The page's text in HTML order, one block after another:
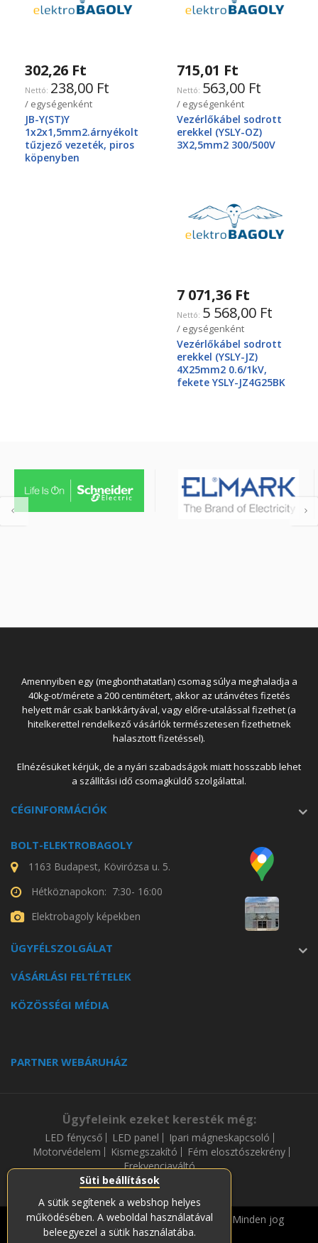
Süti beállítások
A sütik segítenek a webshop helyes
működésében. A weboldal használatával
beleegyezel a sütik használatába.
302,26 Ft
238,00 Ft
/ egységenként
JB-Y(ST)Y
1x2x1,5mm2.árnyékolt
tűzjező vezeték, piros
köpenyben
715,01 Ft
563,00 Ft
/ egységenként
Vezérlőkábel sodrott
erekkel (YSLY-OZ)
3X2,5mm2 300/500V
7 071,36 Ft
5 568,00 Ft
/ egységenként
Vezérlőkábel sodrott
erekkel (YSLY-JZ)
4X25mm2 0.6/1kV,
fekete YSLY-JZ4G25BK
Amennyiben egy (megbonthatatlan) csomag súlya meghaladja a
40kg-ot/mérete a 200 centimétert, akkor az utánvétes fizetés
helyett már csak bankkártyával, vagy előre-utalással fizethet (a
hitelkerettel rendelkező vásárlók természetesen fizethetnek
halasztott fizetéssel).
Elnézésüket kérjük, de a nyári szabadságok miatt hosszabb lehet
a szállítási idő csomagküldő szolgálattal.
CÉGINFORMÁCIÓK
BOLT-ELEKTROBAGOLY
1163 Budapest, Kövirózsa u. 5.
Hétköznapokon: 7:30- 16:00
Elektrobagoly képekben
ÜGYFÉLSZOLGÁLAT
VÁSÁRLÁSI FELTÉTELEK
KÖZÖSSÉGI MÉDIA
PARTNER WEBÁRUHÁZ
Ügyfeleink ezeket keresték még:
LED fénycső LED panel
Ipari mágneskapcsoló
Motorvédelem
Kismegszakító
Fém elosztószekrény
Frekvenciaváltó
Copyright © 2019-2023 Soós és Társa Zrt. Minden jog